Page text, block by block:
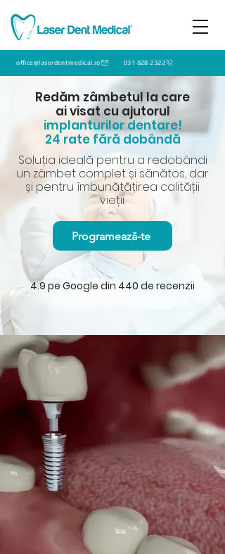
office@laserdentmedical.ro 031 828 2322
Redăm zâmbetul la care
ai visat cu ajutorul
implanturilor dentare!
24 rate fără dobândă
Soluția ideală pentru a redobândi
un zâmbet complet și sănătos, dar
și pentru îmbunătățirea calității
vieții.
Programează-te
4.9 pe Google din 440 de recenzii